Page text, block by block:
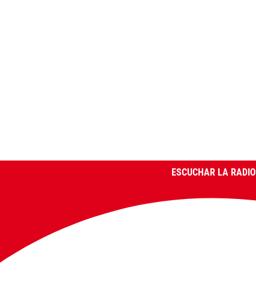
ESCUCHAR LA RADIO